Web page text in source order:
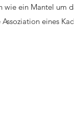
wie ein Mantel um
eines